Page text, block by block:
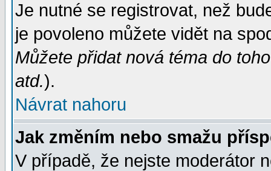
Je nutné se registrovat, než
je povoleno můžete vidět na
Můžete přidat nová téma do
atd.).
Návrat nahoru
Jak změním nebo smažu
V případě, že nejste moderátor